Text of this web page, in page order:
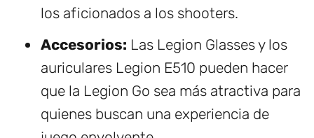
los aficionados a los shooters.
Accesorios: Las Legion Glasses y los
auriculares Legion E510 pueden hacer
que la Legion Go sea más atractiva para
quienes buscan una experiencia de